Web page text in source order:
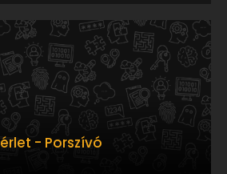
- Porszívó